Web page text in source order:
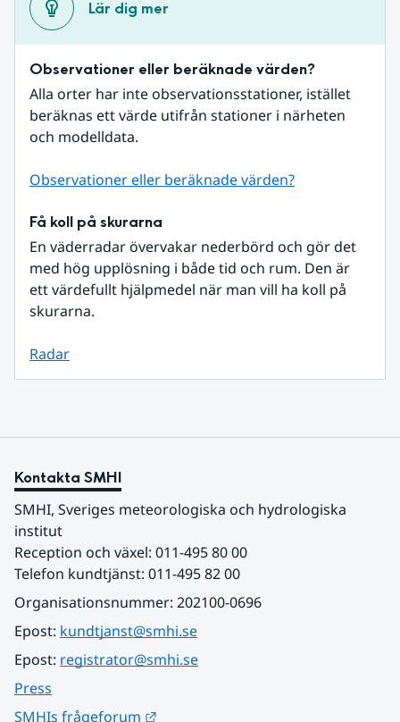
Lär dig mer
Observationer eller beräknade värden?
Alla orter har inte observationsstationer, istället
beräknas ett värde utifrån stationer i närheten
och modelldata.
Observationer eller beräknade värden?
Få koll på skurarna
En väderradar övervakar nederbörd och gör det
med hög upplösning i både tid och rum. Den är
ett värdefullt hjälpmedel när man vill ha koll på
skurarna.
Radar
Kontakta SMHI
SMHI, Sveriges meteorologiska och hydrologiska
institut
Reception och växel: 011-495 80 00
Telefon kundtjänst: 011-495 82 00
Organisationsnummer: 202100-0696
Epost: kundtjanst@smhi.se
Epost: registrator@smhi.se
Press
SMHIs frågeforum